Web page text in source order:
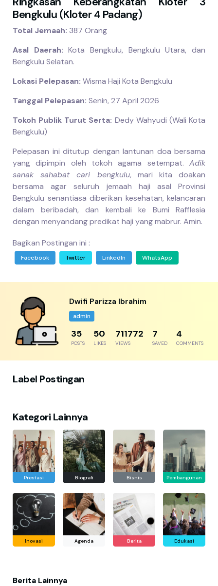
Bengkulu (Kloter 4 Padang)
Total Jemaah: 387 Orang
Asal Daerah: Kota Bengkulu, Bengkulu Utara, dan
Bengkulu Selatan.
Lokasi Pelepasan: Wisma Haji Kota Bengkulu
Tanggal Pelepasan: Senin, 27 April 2026
Tokoh Publik Turut Serta: Dedy Wahyudi (Wali Kota
Bengkulu)
Pelepasan ini ditutup dengan lantunan doa bersama
yang dipimpin oleh tokoh agama setempat. Adik
sanak sahabat cari bengkulu, mari kita doakan
bersama agar seluruh jemaah haji asal Provinsi
Bengkulu senantiasa diberikan kesehatan, kelancaran
dalam beribadah, dan kembali ke Bumi Rafflesia
dengan menyandang predikat haji yang mabrur. Amin.
Bagikan Postingan ini :
Facebook Twitter LinkedIn WhatsApp
Dwifi Parizza Ibrahim
admin
44
POSTS
61
LIKES
876028
VIEWS
8
SAVED
5
COMMENTS
Label Postingan
Kategori Lainnya
Prestasi Biografi Bisnis Pembangunan
Inovasi Agenda Berita Edukasi
Berita Lainnya